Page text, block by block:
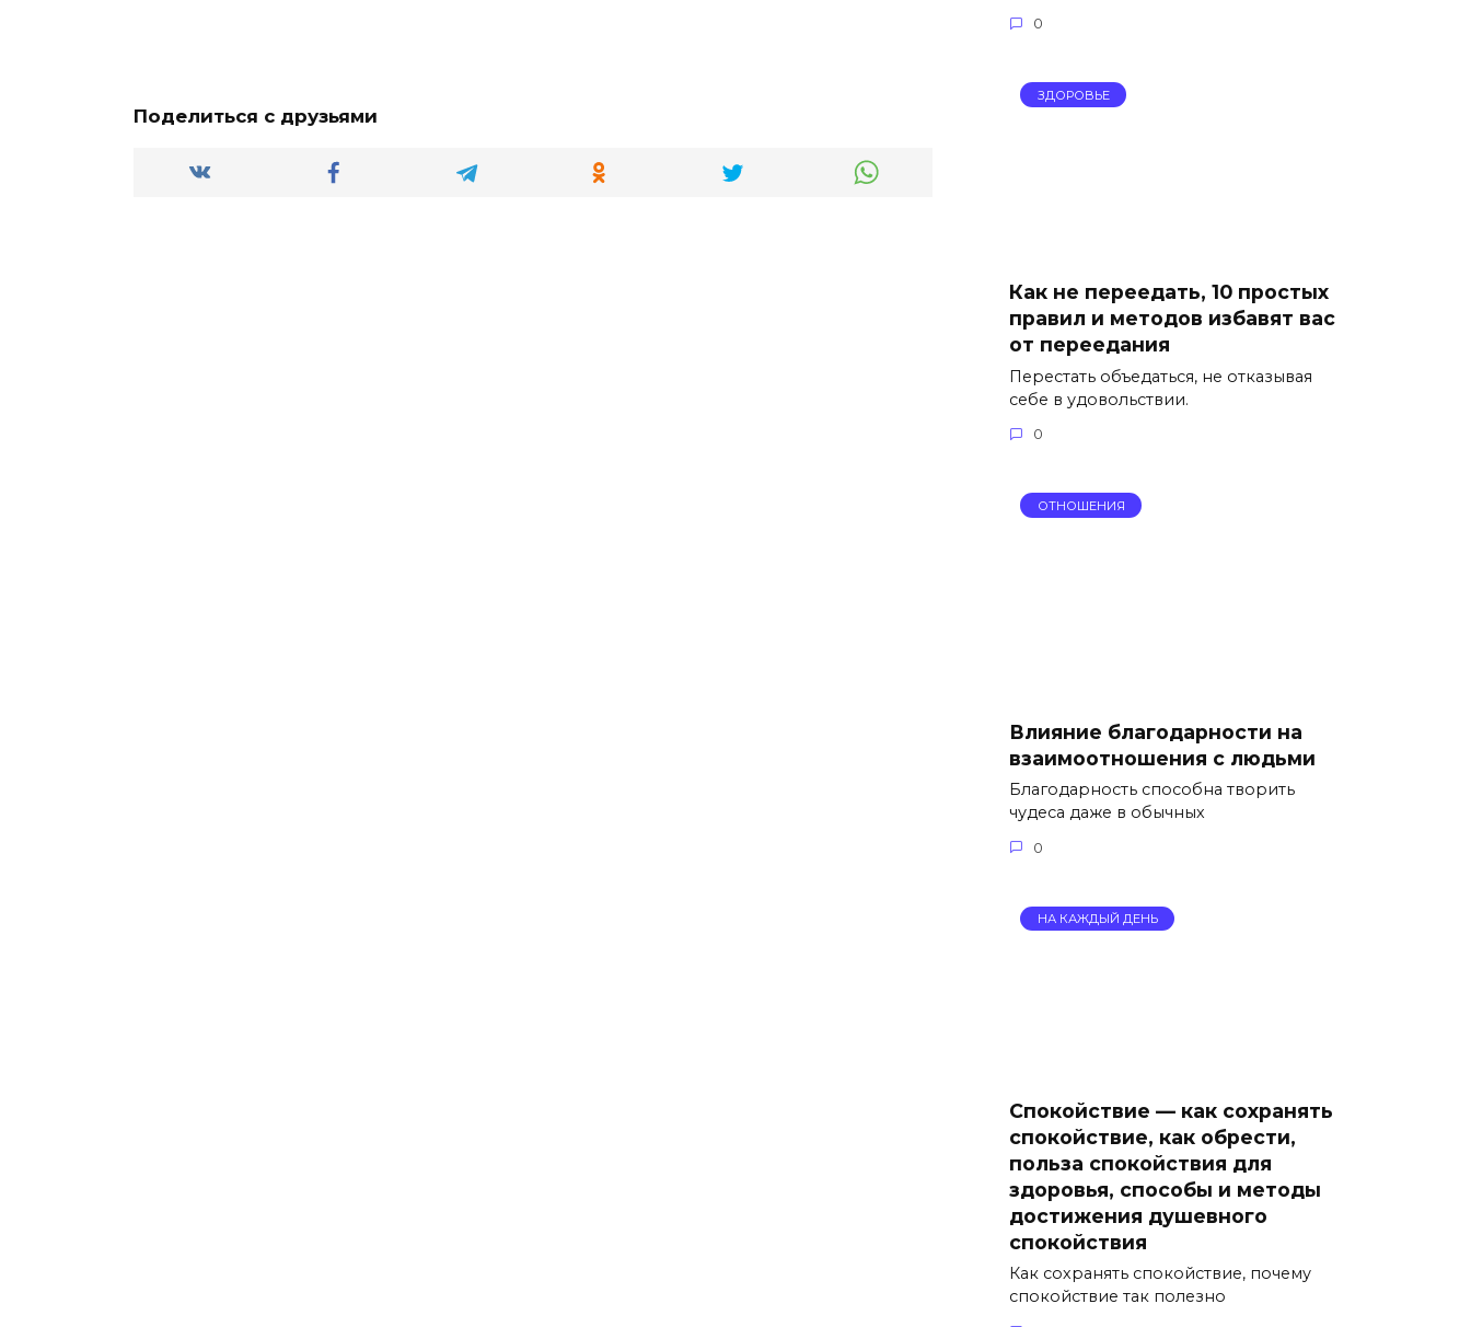
Поделиться с друзьями
0
ЗДОРОВЬЕ
Как не переедать, 10 простых
правил и методов избавят вас
от переедания
Перестать объедаться, не отказывая
себе в удовольствии.
0
ОТНОШЕНИЯ
Влияние благодарности на
взаимоотношения с людьми
Благодарность способна творить
чудеса даже в обычных
0
НА КАЖДЫЙ ДЕНЬ
Спокойствие — как сохранять
спокойствие, как обрести,
польза спокойствия для
здоровья, способы и методы
достижения душевного
спокойствия
Как сохранять спокойствие, почему
спокойствие так полезно